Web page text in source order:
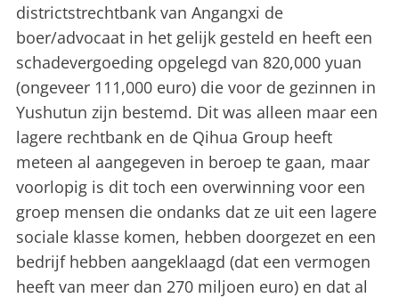
districtstrechtbank van Angangxi de
boer/advocaat in het gelijk gesteld en heeft een
schadevergoeding opgelegd van 820,000 yuan
(ongeveer 111,000 euro) die voor de gezinnen in
Yushutun zijn bestemd. Dit was alleen maar een
lagere rechtbank en de Qihua Group heeft
meteen al aangegeven in beroep te gaan, maar
voorlopig is dit toch een overwinning voor een
groep mensen die ondanks dat ze uit een lagere
sociale klasse komen, hebben doorgezet en een
bedrijf hebben aangeklaagd (dat een vermogen
heeft van meer dan 270 miljoen euro) en dat al